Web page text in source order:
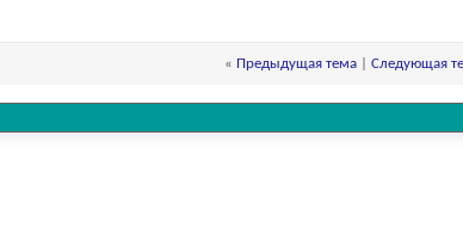
« Предыдущая тема Следующая